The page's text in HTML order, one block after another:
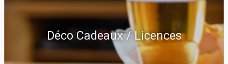
Déco Cadeaux / Licences